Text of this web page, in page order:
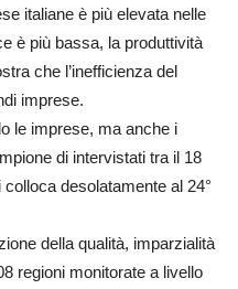
italiane è più elevata nelle
è più bassa, la produttività
che l’inefficienza del
imprese.
le imprese, ma anche i
di intervistati tra il 18
desolatamente al 24°
della qualità, imparzialità
regioni monitorate a livello